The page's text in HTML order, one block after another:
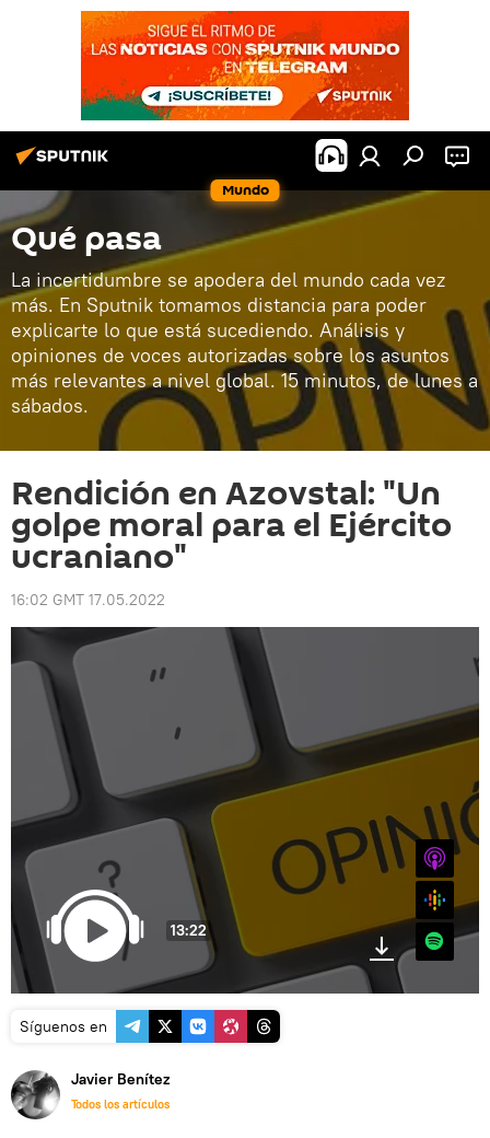
Mundo
Qué pasa
La incertidumbre se apodera del mundo cada vez
más. En Sputnik tomamos distancia para poder
explicarte lo que está sucediendo. Análisis y
opiniones de voces autorizadas sobre los asuntos
más relevantes a nivel global. 15 minutos, de lunes a
sábados.
Rendición en Azovstal: "Un
golpe moral para el Ejército
ucraniano"
16:02 GMT 17.05.2022
13:22
iTunes
Spotify
Síguenos en
Javier Benítez
Todos los artículos